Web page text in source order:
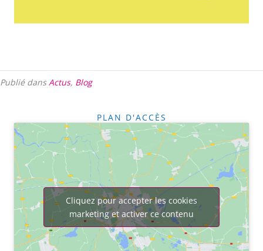
Publié dansActus, Blog
PLAN D'ACCÈS
Cliquez pour accepter les cookies
marketing et activer ce contenu